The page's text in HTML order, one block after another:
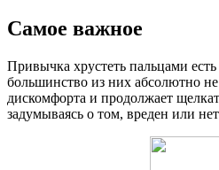
Самое важное
Привычка хрустеть пальцами
большинство из них абсолютно
дискомфорта и продолжает
задумываясь о том, вреден или